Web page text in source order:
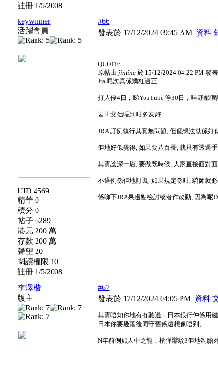
註冊 1/5/2008
keywinner
活躍會員
UID 4569
精華 0
積分 0
帖子 6289
港元 200 萬
存款 200 萬
聲望 20
閱讀權限 10
註冊 1/5/2008
#66
發表於 17/12/2024 09:45 AM 資料
QUOTE:
原帖由 jintinc 於 15/12/2024 04:22 PM 發表
Jra 呢次真係矯枉過正
打人停4日，睇YouTube 停30日，咩野都
岩田父估唔到咁多友好
JRA 訂例執行其實無問題, 但個想法就係好
佢地好似覺得, 如果要八百長, 就只有透過
其實諗深一層, 要做既時候, 大家直接面對
不過例係佢地訂既, 如果規定係咁, 騎師就
係睇下JRA果邊點檢討或者作改動, 因為呢
李澤楷
版主
#67
發表於 17/12/2024 04:05 PM 資料
其實唔知你地有冇聽過，日本銀行仲係用
日本你要幾落後同守舊係遠想像唔到。
N年前例如人中之龍，槍彈辯駁3佢地夠